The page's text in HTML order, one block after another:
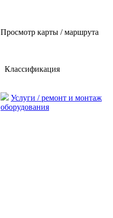
Просмотр карты / маршрута
Классификация
Услуги / ремонт и монтаж
оборудования